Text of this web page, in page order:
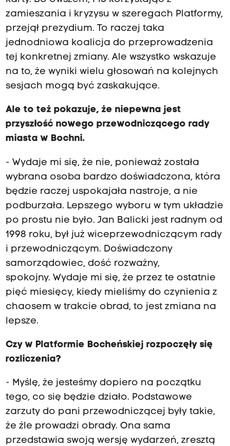
zamieszania i kryzysu w szeregach Platformy,
przejął prezydium. To raczej taka
jednodniowa koalicja do przeprowadzenia
tej konkretnej zmiany. Ale wszystko wskazuje
na to, że wyniki wielu głosowań na kolejnych
sesjach mogą być zaskakujące.
Ale to też pokazuje, że niepewna jest
przyszłość nowego przewodniczącego rady
miasta w Bochni.
- Wydaje mi się, że nie, ponieważ została
wybrana osoba bardzo doświadczona, która
będzie raczej uspokajała nastroje, a nie
podburzała. Lepszego wyboru w tym układzie
po prostu nie było. Jan Balicki jest radnym od
1998 roku, był już wiceprzewodniczącym rady
i przewodniczącym. Doświadczony
samorządowiec, dość rozważny,
spokojny. Wydaje mi się, że przez te ostatnie
pięć miesięcy, kiedy mieliśmy do czynienia z
chaosem w trakcie obrad, to jest zmiana na
lepsze.
Czy w Platformie Bocheńskiej rozpoczęły się
rozliczenia?
- Myślę, że jesteśmy dopiero na początku
tego, co się będzie działo. Podstawowe
zarzuty do pani przewodniczącej były takie,
że źle prowadzi obrady. Ona sama
przedstawia swoją wersję wydarzeń, zresztą